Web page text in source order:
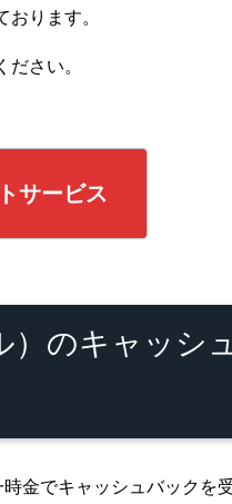
ります。
さい。
サービス
のキャッシ
金でキャッシュバックを